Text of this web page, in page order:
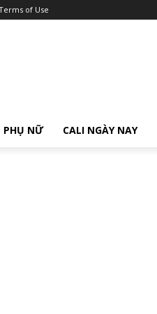
of Use
PHỤ NỮ CALI NGÀY NAY